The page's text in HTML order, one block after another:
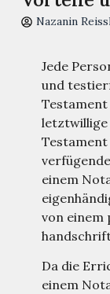
Nazanin
Jede
und
letztwillige
einem
von
Da die
einem